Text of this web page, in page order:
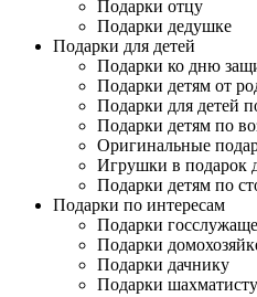
Подарки отцу
Подарки дедушке
Подарки для детей
Подарки ко дню
Подарки детям от
Подарки для детей
Подарки детям по
Оригинальные
Игрушки в подарок
Подарки детям по
Подарки по интересам
Подарки
Подарки
Подарки дачнику
Подарки шахматисту